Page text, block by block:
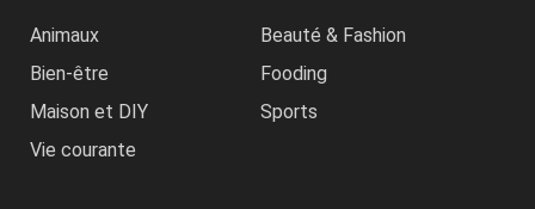
Animaux
Beauté & Fashion
Bien-être
Fooding
Maison et DIY
Sports
Vie courante